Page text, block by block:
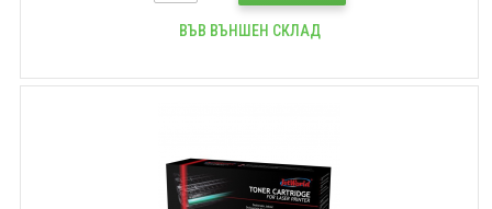
ВЪВ ВЪНШЕН СКЛАД